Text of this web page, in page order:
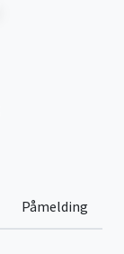
Påmelding